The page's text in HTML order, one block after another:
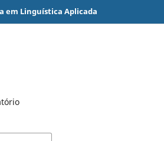
em Linguística Aplicada